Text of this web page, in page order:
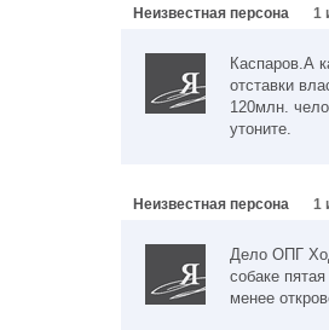
Неизвестная персона 1
Каспаров.А
отставки
120млн.
утоните.
Неизвестная персона 1
Дело ОПГ
собаке
менее